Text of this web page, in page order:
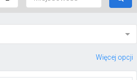
Więcej opcji